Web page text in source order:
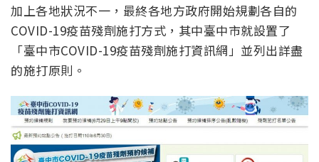
加上各地狀況不一，最終各地方政府開始規劃各自的
COVID-19疫苗殘劑施打方式，其中臺中市就設置了
「臺中市COVID-19疫苗殘劑施打資訊網」並列出詳盡
的施打原則。